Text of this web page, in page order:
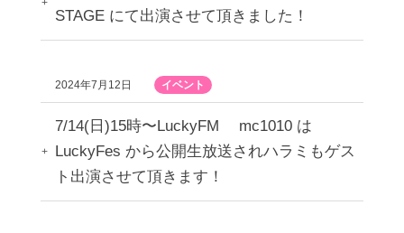
STAGE にて出演させて頂きました！
2024年7月12日 イベント
7/14(日)15時〜LuckyFM mc1010 は
LuckyFes から公開生放送されハラミもゲス
ト出演させて頂きます！